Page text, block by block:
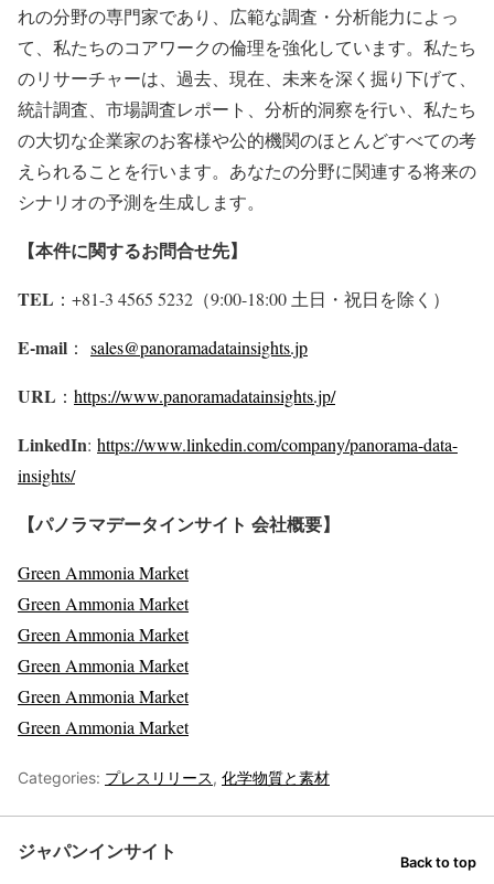
れの分野の専門家であり、広範な調査・分析能力によっ
て、私たちのコアワークの倫理を強化しています。私たち
のリサーチャーは、過去、現在、未来を深く掘り下げて、
統計調査、市場調査レポート、分析的洞察を行い、私たち
の大切な企業家のお客様や公的機関のほとんどすべての考
えられることを行います。あなたの分野に関連する将来の
シナリオの予測を生成します。
【本件に関するお問合せ先】
TEL ：+81-3 4565 5232（9:00-18:00 土日・祝日を除く）
E-mail ： sales@panoramadatainsights.jp
URL ： https://www.panoramadatainsights.jp/
LinkedIn: https://www.linkedin.com/company/panorama-data-
insights/
【パノラマデータインサイト 会社概要】
Green Ammonia Market
Green Ammonia Market
Green Ammonia Market
Green Ammonia Market
Green Ammonia Market
Green Ammonia Market
Categories: プレスリリース, 化学物質と素材
ジャパンインサイト Back to top